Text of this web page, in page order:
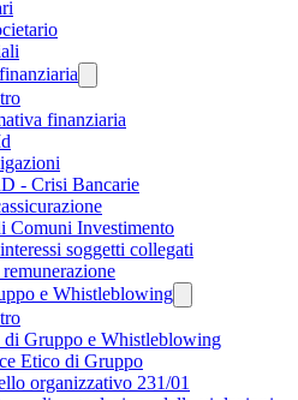
finanziaria
- Crisi Bancarie
Comuni Investimento
soggetti collegati
e Whistleblowing
di Gruppo e Whistleblowing
Etico di Gruppo
organizzativo 231/01